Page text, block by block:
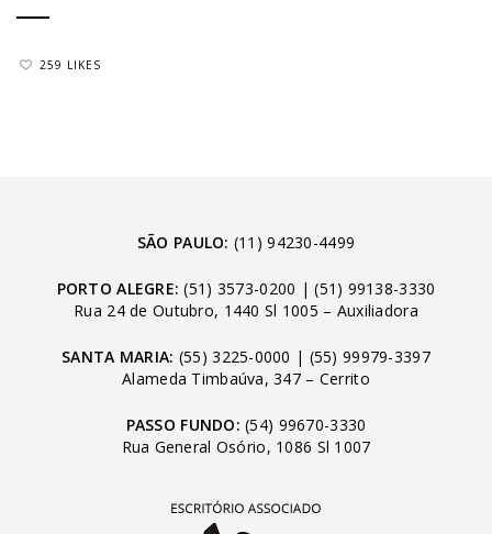
259 LIKES
SÃO PAULO: (11) 94230-4499
PORTO ALEGRE: (51) 3573-0200 |(51) 99138-3330
Rua 24 de Outubro, 1440 Sl 1005 – Auxiliadora
SANTA MARIA: (55) 3225-0000 | (55) 99979-3397
Alameda Timbaúva, 347 – Cerrito
PASSO FUNDO: (54) 99670-3330
Rua General Osório, 1086 Sl 1007